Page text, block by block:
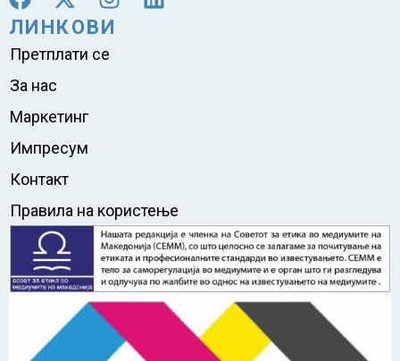
ЛИНКОВИ
Претплати се
За нас
Маркетинг
Импресум
Контакт
Правила на користење